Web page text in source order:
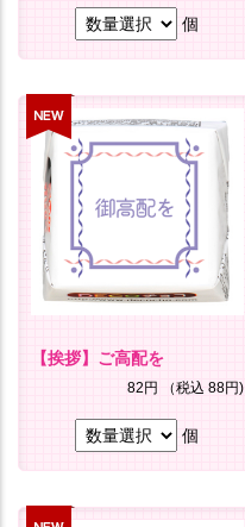
個
【挨拶】ご高配を
82円 （税込 88円)
個